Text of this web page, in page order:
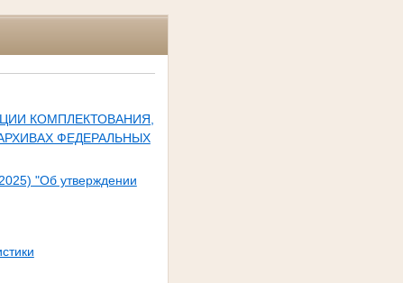
КОМПЛЕКТОВАНИЯ,
ФЕДЕРАЛЬНЫХ
"Об утверждении